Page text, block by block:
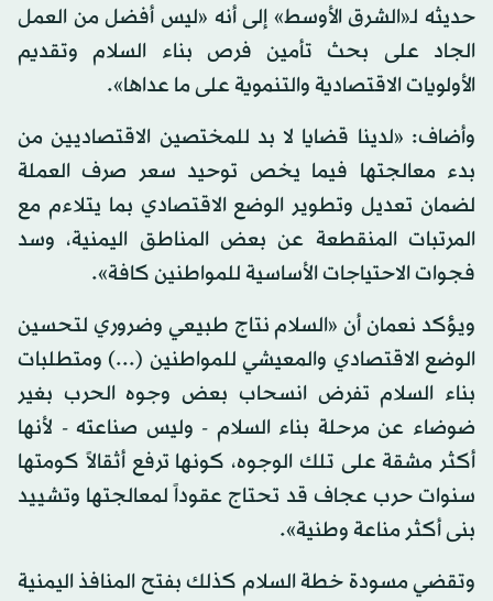
حديثه لـ«الشرق الأوسط» إلى أنه «ليس أفضل من العمل
الجاد على بحث تأمين فرص بناء السلام وتقديم
الأولويات الاقتصادية والتنموية على ما عداها».
وأضاف: «لدينا قضايا لا بد للمختصين الاقتصاديين من
بدء معالجتها فيما يخص توحيد سعر صرف العملة
لضمان تعديل وتطوير الوضع الاقتصادي بما يتلاءم مع
المرتبات المنقطعة عن بعض المناطق اليمنية، وسد
فجوات الاحتياجات الأساسية للمواطنين كافة».
ويؤكد نعمان أن «السلام نتاج طبيعي وضروري لتحسين
الوضع الاقتصادي والمعيشي للمواطنين (...) ومتطلبات
بناء السلام تفرض انسحاب بعض وجوه الحرب بغير
ضوضاء عن مرحلة بناء السلام - وليس صناعته - لأنها
أكثر مشقة على تلك الوجوه، كونها ترفع أثقالاً كومتها
سنوات حرب عجاف قد تحتاج عقوداً لمعالجتها وتشييد
بنى أكثر مناعة وطنية».
وتقضي مسودة خطة السلام كذلك بفتح المنافذ اليمنية